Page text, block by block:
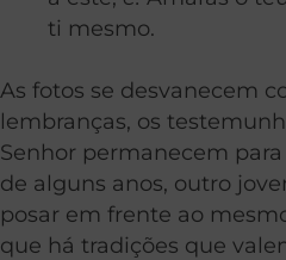
ti mesmo.
As fotos se desvanecem
lembranças, os
Senhor permanecem
de alguns anos, outro
posar em frente ao
que há tradições que